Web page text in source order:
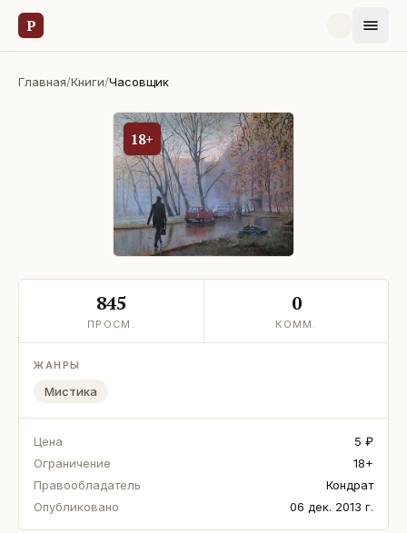
Р
Главная/Книги/Часовщик
18+
845
ПРОСМ.
0
КОММ.
ЖАНРЫ
Мистика
Цена
5 ₽
Ограничение
18+
Правообладатель
Кондрат
Опубликовано
06 дек. 2013 г.